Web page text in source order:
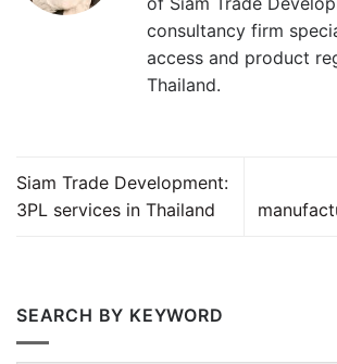
consultancy firm
access and product
Thailand.
Siam Trade Development:
3PL services in Thailand
SEARCH BY KEYWORD